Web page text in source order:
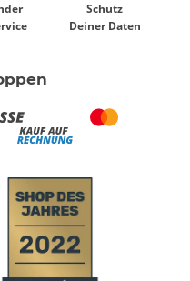
Schutz
Deiner Daten